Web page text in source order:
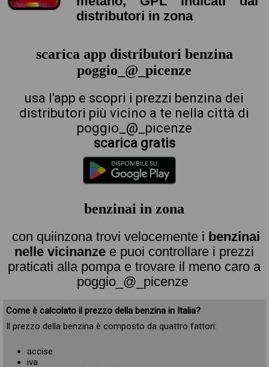
distributori in zona
scarica app distributori benzina
poggio_@_picenze
usa l'app e scopri i prezzi benzina dei
distributori più vicino a te nella città di
poggio_@_picenze
scarica gratis
benzinai in zona
con quiinzona trovi velocemente i benzinai
nelle vicinanze e puoi controllare i prezzi
praticati alla pompa e trovare il meno caro a
poggio_@_picenze
Come è calcolato il prezzo della benzina in Italia?
Il prezzo della benzina è composto da quattro fattori:
accise
iva